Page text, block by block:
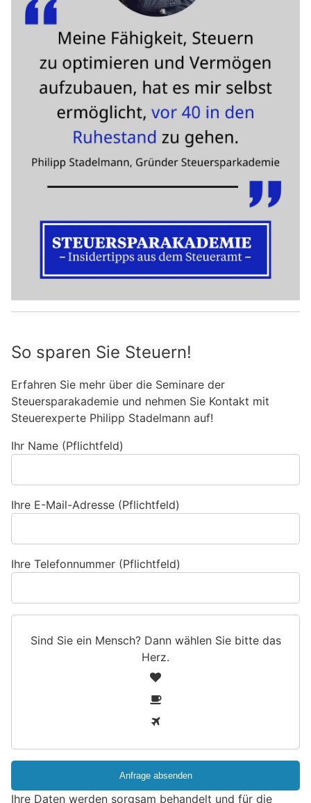
So sparen Sie Steuern!
Erfahren Sie mehr über die Seminare der
Steuersparakademie und nehmen Sie Kontakt mit
Steuerexperte Philipp Stadelmann auf!
Ihr Name (Pflichtfeld)
Ihre E-Mail-Adresse (Pflichtfeld)
Ihre Telefonnummer (Pflichtfeld)
Sind Sie ein Mensch? Dann wählen Sie bitte das
Herz.
e
Ihre Daten werden sorgsam behandelt und für die